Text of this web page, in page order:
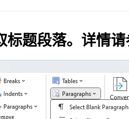
标题段落。详情请